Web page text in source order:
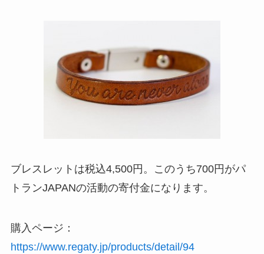
ブレスレットは税込4,500円。このうち700円がパ
トランJAPANの活動の寄付金になります。
購入ページ：
https://www.regaty.jp/products/detail/94